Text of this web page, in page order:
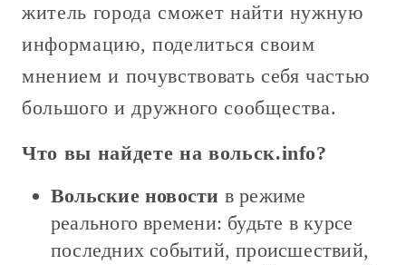
житель города сможет найти нужную
информацию, поделиться своим
мнением и почувствовать себя частью
большого и дружного сообщества.
Что вы найдете на вольск.info?
Вольские новости в режиме
реального времени: будьте в курсе
последних событий, происшествий,